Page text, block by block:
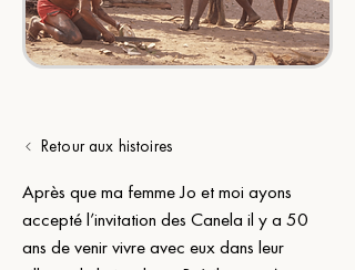
Retour aux histoires
Après que ma femme Jo et moi ayons
accepté l’invitation des Canela il y a 50
ans de venir vivre avec eux dans leur